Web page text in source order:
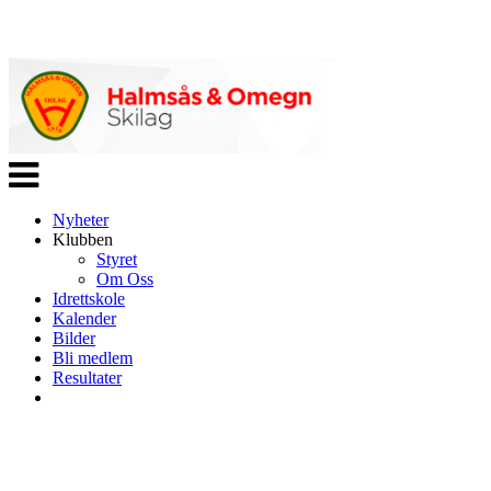
Veksle
navigasjon
Nyheter
Klubben
Styret
Om Oss
Idrettskole
Kalender
Bilder
Bli medlem
Resultater